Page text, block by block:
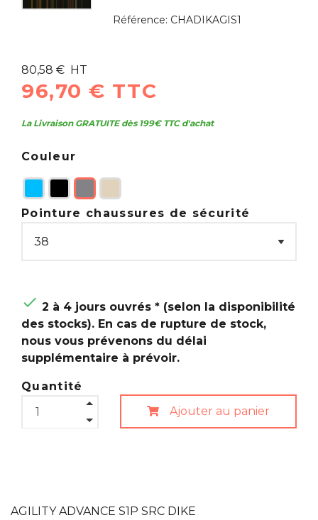
Référence: CHADIKAGIS1
80,58 € HT
96,70 € TTC
La Livraison GRATUITE dès 199€ TTC d'achat
Couleur
Pointure chaussures de sécurité
 2 à 4 jours ouvrés * (selon la disponibilité
des stocks). En cas de rupture de stock,
nous vous prévenons du délai
supplémentaire à prévoir.
Quantité
Ajouter au panier
AGILITY ADVANCE S1P SRC DIKE